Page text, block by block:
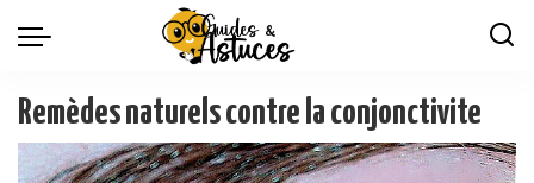
Remèdes naturels contre la conjonctivite